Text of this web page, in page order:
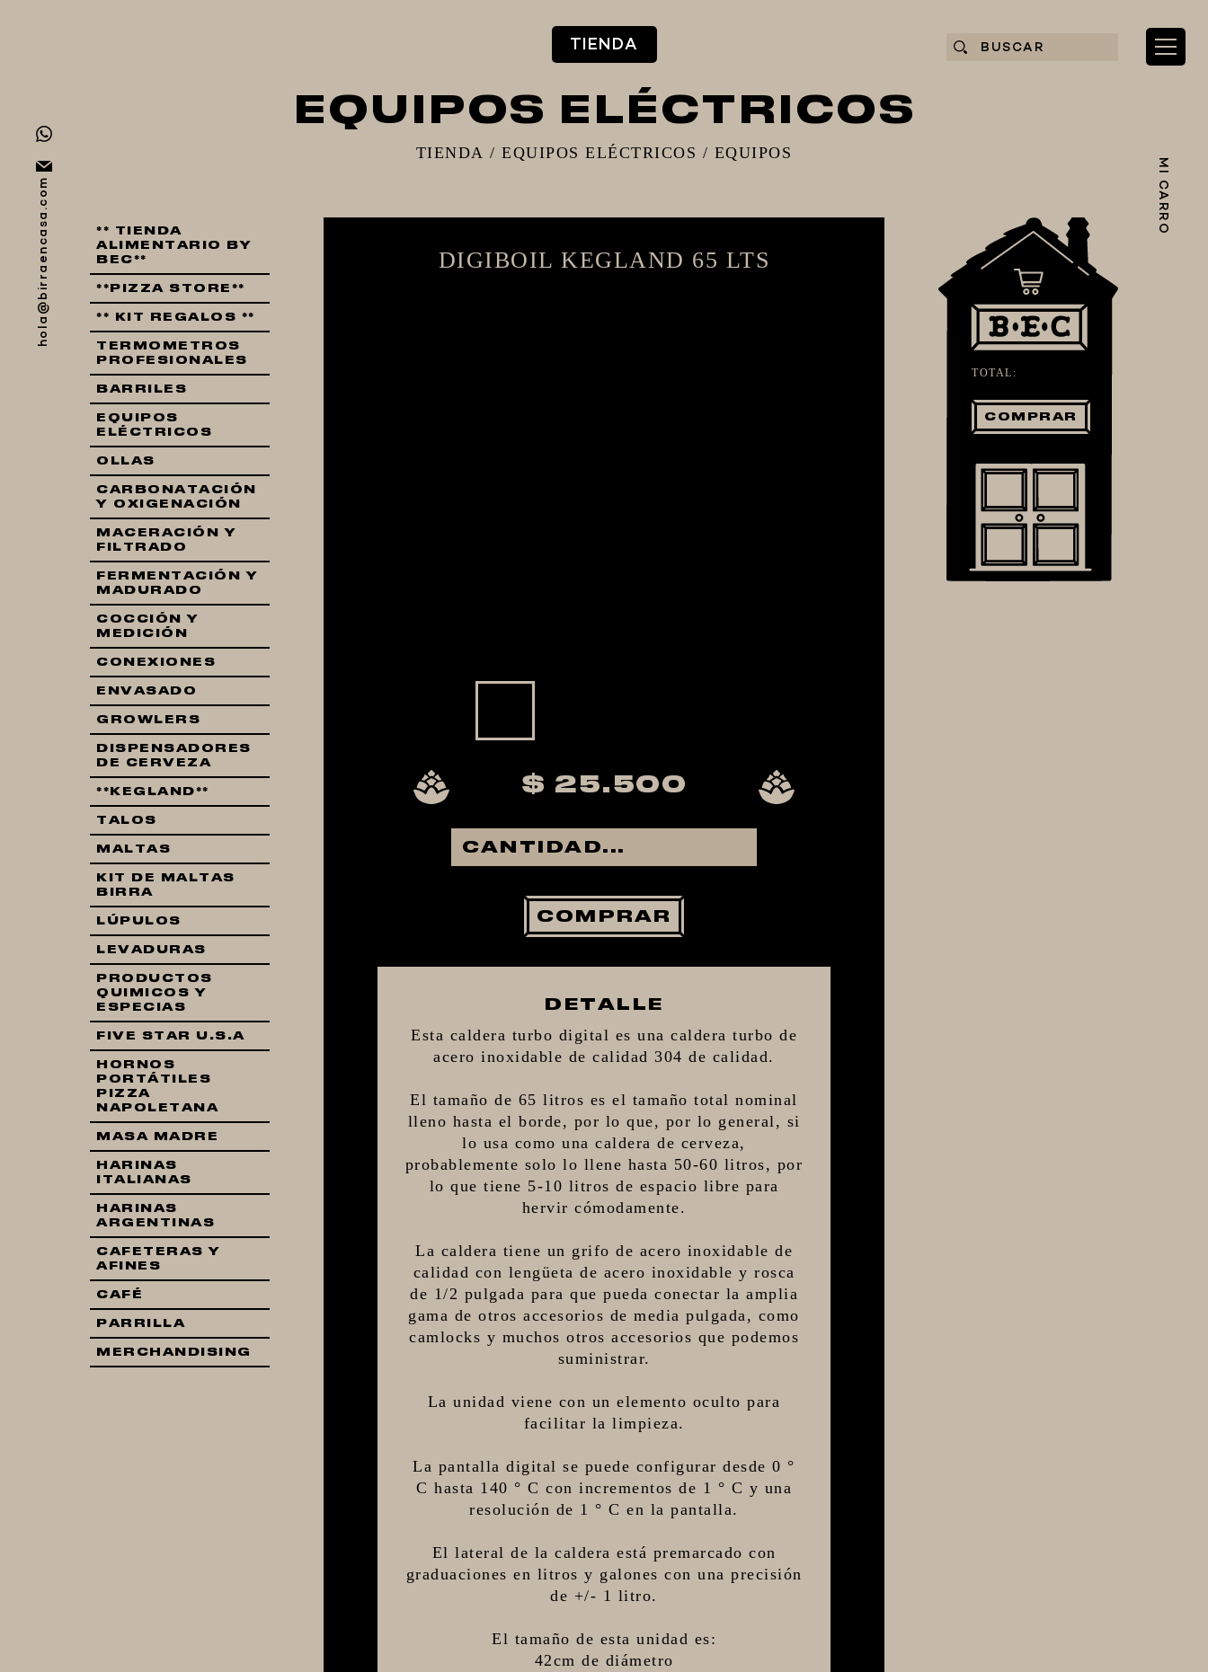
TIENDA
hola@birraencasa.com MI CARRO
EQUIPOS ELÉCTRICOS
TIENDA /EQUIPOS ELÉCTRICOS / EQUIPOS
TOTAL:
COMPRAR
** TIENDA
ALIMENTARIO BY
BEC**
**PIZZA STORE**
** KIT REGALOS **
TERMOMETROS
PROFESIONALES
BARRILES
EQUIPOS
ELÉCTRICOS
OLLAS
CARBONATACIÓN
Y OXIGENACIÓN
MACERACIÓN Y
FILTRADO
FERMENTACIÓN Y
MADURADO
COCCIÓN Y
MEDICIÓN
CONEXIONES
ENVASADO
GROWLERS
DISPENSADORES
DE CERVEZA
**KEGLAND**
TALOS
MALTAS
KIT DE MALTAS
BIRRA
LÚPULOS
LEVADURAS
PRODUCTOS
QUIMICOS Y
ESPECIAS
FIVE STAR U.S.A
HORNOS
PORTÁTILES
PIZZA
NAPOLETANA
MASA MADRE
HARINAS
ITALIANAS
HARINAS
ARGENTINAS
CAFETERAS Y
AFINES
CAFÉ
PARRILLA
MERCHANDISING
DIGIBOIL KEGLAND 65 LTS
$ 25.500
COMPRAR
DETALLE
Esta caldera turbo digital es una caldera turbo de
acero inoxidable de calidad 304 de calidad.
El tamaño de 65 litros es el tamaño total nominal
lleno hasta el borde, por lo que, por lo general, si
lo usa como una caldera de cerveza,
probablemente solo lo llene hasta 50-60 litros, por
lo que tiene 5-10 litros de espacio libre para
hervir cómodamente.
La caldera tiene un grifo de acero inoxidable de
calidad con lengüeta de acero inoxidable y rosca
de 1/2 pulgada para que pueda conectar la amplia
gama de otros accesorios de media pulgada, como
camlocks y muchos otros accesorios que podemos
suministrar.
La unidad viene con un elemento oculto para
facilitar la limpieza.
La pantalla digital se puede configurar desde 0 °
C hasta 140 ° C con incrementos de 1 ° C y una
resolución de 1 ° C en la pantalla.
El lateral de la caldera está premarcado con
graduaciones en litros y galones con una precisión
de +/- 1 litro.
El tamaño de esta unidad es:
42cm de diámetro